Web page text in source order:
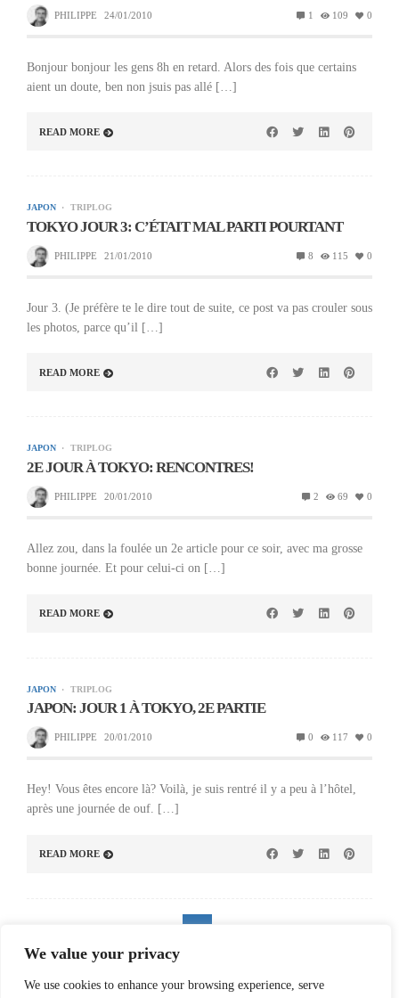
We value your privacy
We use cookies to enhance your browsing experience, serve
PHILIPPE 24/01/2010 1 109 0
Bonjour bonjour les gens 8h en retard. Alors des fois que certains
aient un doute, ben non jsuis pas allé […]
READ MORE
JAPON TRIPLOG
TOKYO JOUR 3: C’ÉTAIT MAL PARTI POURTANT
PHILIPPE 21/01/2010 8 115 0
Jour 3. (Je préfère te le dire tout de suite, ce post va pas crouler sous
les photos, parce qu’il […]
READ MORE
JAPON TRIPLOG
2E JOUR À TOKYO: RENCONTRES!
PHILIPPE 20/01/2010 2 69 0
Allez zou, dans la foulée un 2e article pour ce soir, avec ma grosse
bonne journée. Et pour celui-ci on […]
READ MORE
JAPON TRIPLOG
JAPON: JOUR 1 À TOKYO, 2E PARTIE
PHILIPPE 20/01/2010 0 117 0
Hey! Vous êtes encore là? Voilà, je suis rentré il y a peu à l’hôtel,
après une journée de ouf. […]
READ MORE